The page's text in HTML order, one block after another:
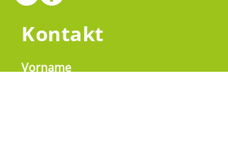
Kontakt
Vorname